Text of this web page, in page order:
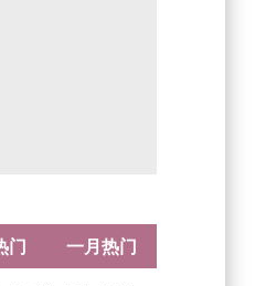
门 一月热门